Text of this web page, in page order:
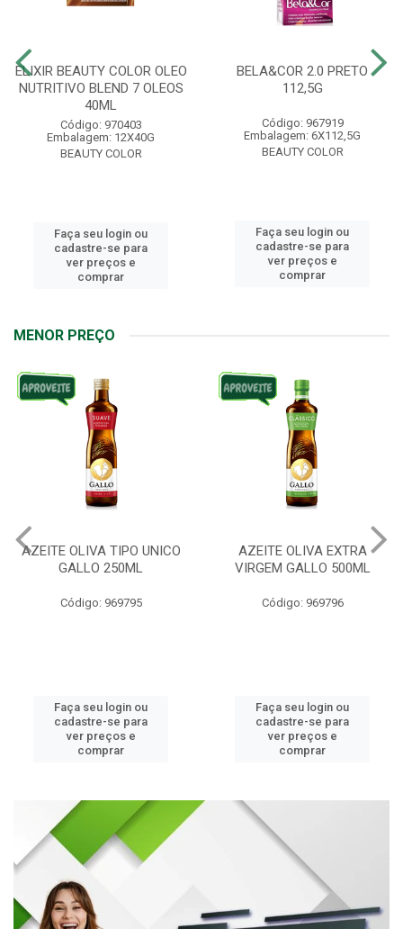
ELIXIR BEAUTY COLOR OLEO
NUTRITIVO BLEND 7 OLEOS
40ML
Código: 970403
Embalagem: 12X40G
BEAUTY COLOR
Faça seu login ou
cadastre-se para
ver preços e
comprar
BELA&COR 2.0 PRETO
112,5G
Código: 967919
Embalagem: 6X112,5G
BEAUTY COLOR
Faça seu login ou
cadastre-se para
ver preços e
comprar
MENOR PREÇO
AZEITE OLIVA TIPO UNICO
GALLO 250ML
Código: 969795
Faça seu login ou
cadastre-se para
ver preços e
comprar
AZEITE OLIVA EXTRA
VIRGEM GALLO 500ML
Código: 969796
Faça seu login ou
cadastre-se para
ver preços e
comprar